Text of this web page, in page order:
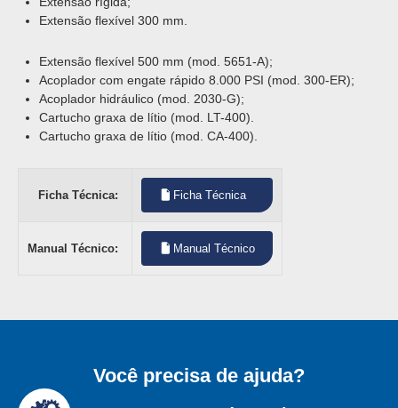
Extensão flexível 300 mm.
Extensão flexível 500 mm (mod. 5651-A);
Acoplador com engate rápido 8.000 PSI (mod. 300-ER);
Acoplador hidráulico (mod. 2030-G);
Cartucho graxa de lítio (mod. LT-400).
Cartucho graxa de lítio (mod. CA-400).
Ficha Técnica: Ficha Técnica
Manual Técnico: Manual Técnico
Você precisa de ajuda?